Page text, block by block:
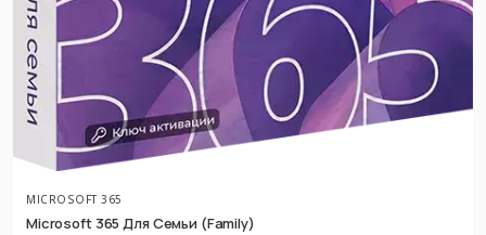
MICROSOFT 365
Microsoft 365 Для Семьи (Family)